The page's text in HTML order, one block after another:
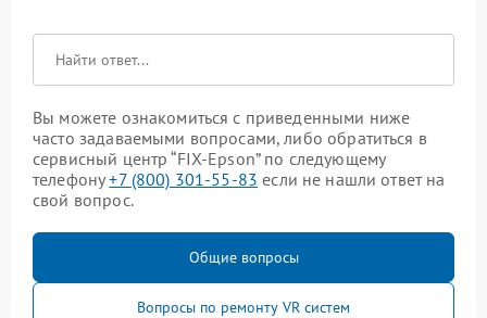
Вы можете ознакомиться с приведенными ниже
часто задаваемыми вопросами, либо обратиться в
сервисный центр “FIX-Epson” по следующему
телефону+7 (800) 301-55-83 если не нашли ответ на
свой вопрос.
Общие вопросы
Вопросы по ремонту VR систем